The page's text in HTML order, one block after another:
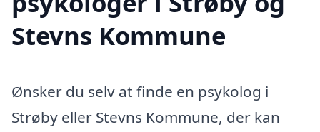
Stevns Kommune
Ønsker du selv at finde en psykolog i
Strøby eller Stevns Kommune, der kan